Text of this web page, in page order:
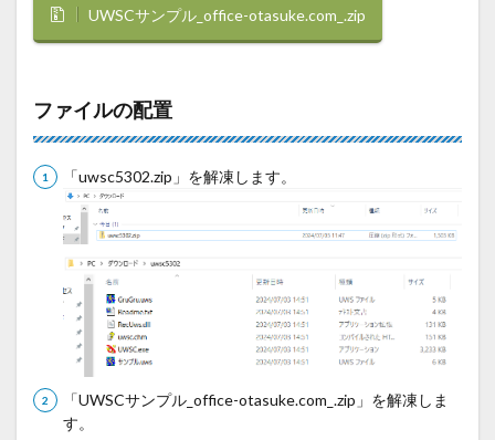
UWSCサンプル_office-otasuke.com_.zip
ファイルの配置
「uwsc5302.zip」を解凍します。
「UWSCサンプル_office-otasuke.com_.zip」を解凍しま
す。